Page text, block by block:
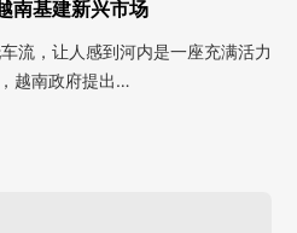
南基建新兴市场
流，让人感到河内是一座充满活力
越南政府提出…